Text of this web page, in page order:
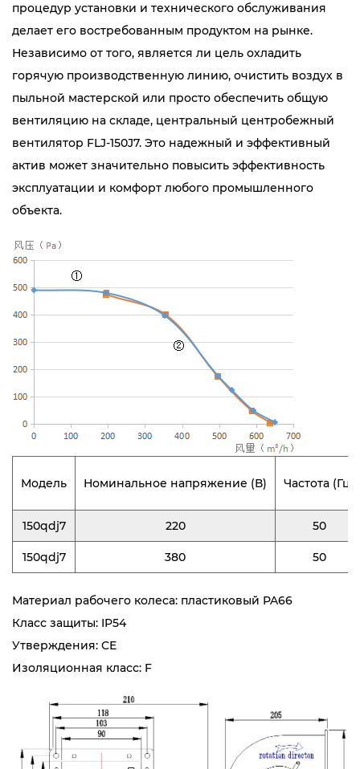
процедур установки и технического обслуживания
делает его востребованным продуктом на рынке.
Независимо от того, является ли цель охладить
горячую производственную линию, очистить воздух в
пыльной мастерской или просто обеспечить общую
вентиляцию на складе, центральный центробежный
вентилятор FLJ-150J7. Это надежный и эффективный
актив может значительно повысить эффективность
эксплуатации и комфорт любого промышленного
объекта.
Модель Номинальное напряжение (В) Частота (Гц)
150qdj7 220 50
150qdj7 380 50
Материал рабочего колеса: пластиковый PA66
Класс защиты: IP54
Утверждения: CE
Изоляционная класс: F